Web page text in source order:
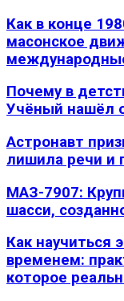
Как в конце
масонское
Почему в
Учёный нашёл
Астронавт
лишила речи и
МАЗ-7907:
шасси,
Как научиться
временем:
которое